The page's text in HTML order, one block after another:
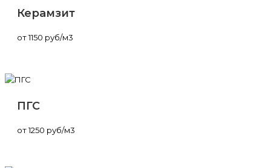
Керамзит
от 1150 руб/м3
ПГС
от 1250 руб/м3